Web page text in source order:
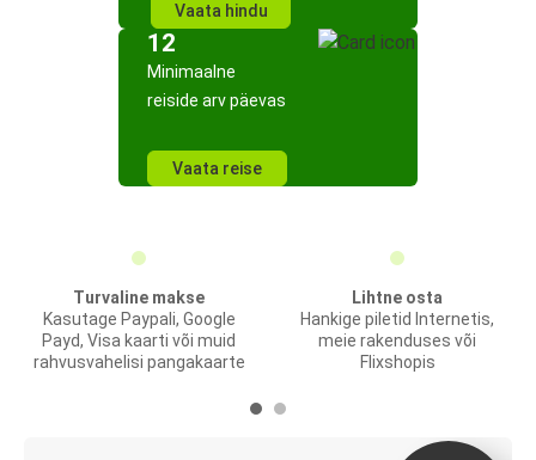
Vaata hindu
12
Minimaalne
reiside arv päevas
Vaata reise
Turvaline makse
Kasutage Paypali, Google
Payd, Visa kaarti või muid
rahvusvahelisi pangakaarte
Lihtne osta
Hankige piletid Internetis,
meie rakenduses või
Flixshopis